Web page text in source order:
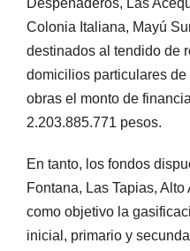
Despeñaderos, Las
Colonia Italiana, Mayú
destinados al tendido de
domicilios particulares
obras el monto de
2.203.885.771 pesos.
En tanto, los fondos
Fontana, Las Tapias,
como objetivo la
inicial, primario y